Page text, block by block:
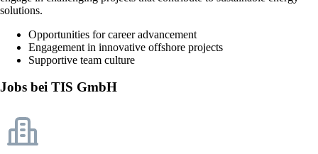
solutions.
Opportunities for career advancement
Engagement in innovative offshore projects
Supportive team culture
Jobs bei TIS GmbH